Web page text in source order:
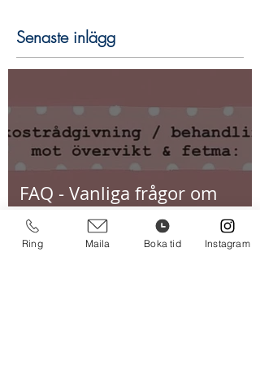
Senaste inlägg
FAQ - Vanliga frågor om
viktnedgång
Ring Maila Boka tid Instagram